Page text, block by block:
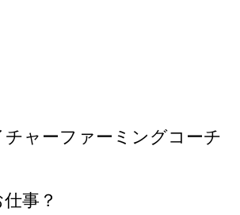
ャーファーミングコーチ
事？